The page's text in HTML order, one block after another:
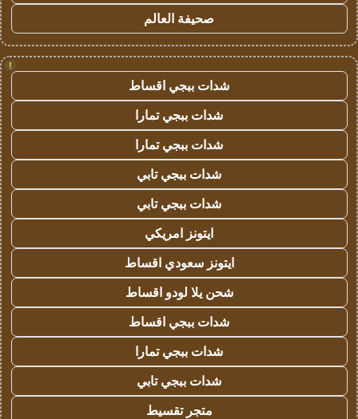
صحيفة العالم
!
شدات ببجي اقساط
شدات ببجي تمارا
شدات ببجي تمارا
شدات ببجي تابي
شدات ببجي تابي
ايتونز امريكي
ايتونز سعودي اقساط
شحن يلا لودو اقساط
شدات ببجي اقساط
شدات ببجي تمارا
شدات ببجي تابي
متجر تقسيط